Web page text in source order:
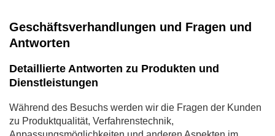
Geschäftsverhandlungen und Fragen und
Antworten
Detaillierte Antworten zu Produkten und
Dienstleistungen
Während des Besuchs werden wir die Fragen der Kunden
zu Produktqualität, Verfahrenstechnik,